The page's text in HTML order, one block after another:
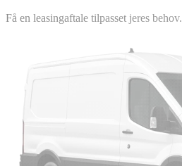
Få en leasingaftale tilpasset jeres behov.